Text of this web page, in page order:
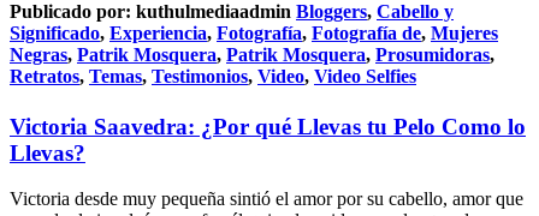
Publicado por: kuthulmediaadmin Bloggers, Cabello y
Significado, Experiencia, Fotografía, Fotografía de, Mujeres
Negras, Patrik Mosquera, Patrik Mosquera, Prosumidoras,
Retratos, Temas, Testimonios, Video, Video Selfies
Victoria Saavedra: ¿Por qué Llevas tu Pelo Como lo
Llevas?
Victoria desde muy pequeña sintió el amor por su cabello, amor que